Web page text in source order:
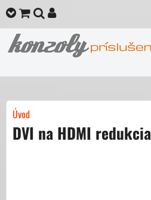
Úvod
DVI na HDMI redukcia